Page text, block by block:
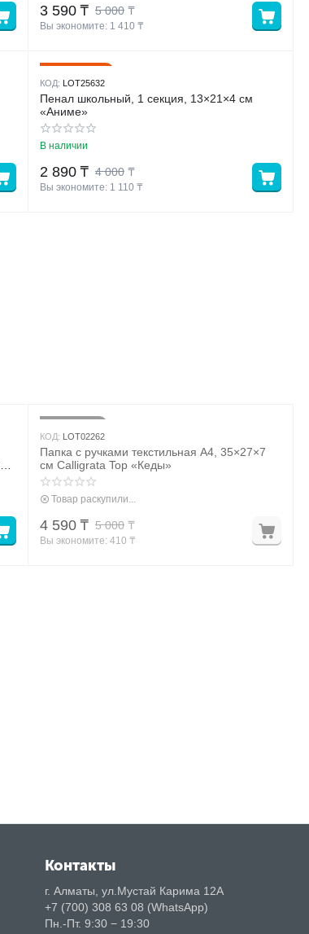
5 000 ₸
3 590 ₸
Вы экономите: 1 410 ₸
КОД: LOT25632
Пенал школьный, 1 секция, 13×21×4 см
«Аниме»
В наличии
4 000 ₸
2 890 ₸
Вы экономите: 1 110 ₸
КОД: LOT02262
Папка с ручками текстильная А4, 35×27×7
см Calligrata Top «Кеды»
Товар раскупили...
5 000 ₸
4 590 ₸
Вы экономите: 410 ₸
Контакты
г. Алматы, ул.Мустай Карима 12А
+7 (700) 308 63 08 (WhatsApp)
Пн.-Пт. 9:30 − 19:30